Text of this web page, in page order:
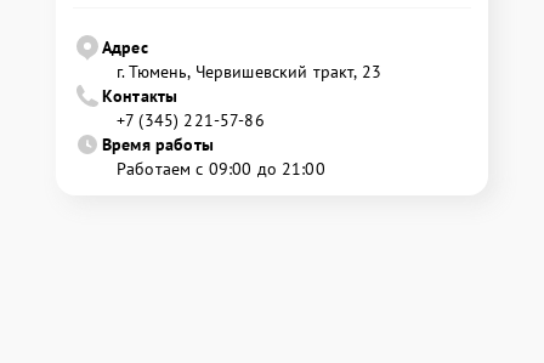
Адрес
г. Тюмень, ​Червишевский тракт, 23
Контакты
+7 (345) 221-57-86
Время работы
Работаем с 09:00 до 21:00